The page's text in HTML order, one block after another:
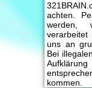
achten.
werden,
uns an
Bei
kommen.